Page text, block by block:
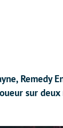
Remedy
sur deux